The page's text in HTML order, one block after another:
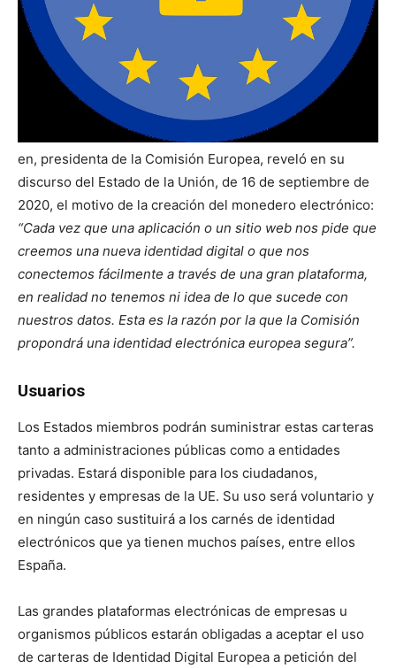
en, presidenta de la Comisión Europea, reveló en su
discurso del Estado de la Unión, de 16 de septiembre de
2020, el motivo de la creación del monedero electrónico:
“Cada vez que una aplicación o un sitio web nos pide que
creemos una nueva identidad digital o que nos
conectemos fácilmente a través de una gran plataforma,
en realidad no tenemos ni idea de lo que sucede con
nuestros datos. Esta es la razón por la que la Comisión
propondrá una identidad electrónica europea segura”.
Usuarios
Los Estados miembros podrán suministrar estas carteras
tanto a administraciones públicas como a entidades
privadas. Estará disponible para los ciudadanos,
residentes y empresas de la UE. Su uso será voluntario y
en ningún caso sustituirá a los carnés de identidad
electrónicos que ya tienen muchos países, entre ellos
España.
Las grandes plataformas electrónicas de empresas u
organismos públicos estarán obligadas a aceptar el uso
de carteras de Identidad Digital Europea a petición del